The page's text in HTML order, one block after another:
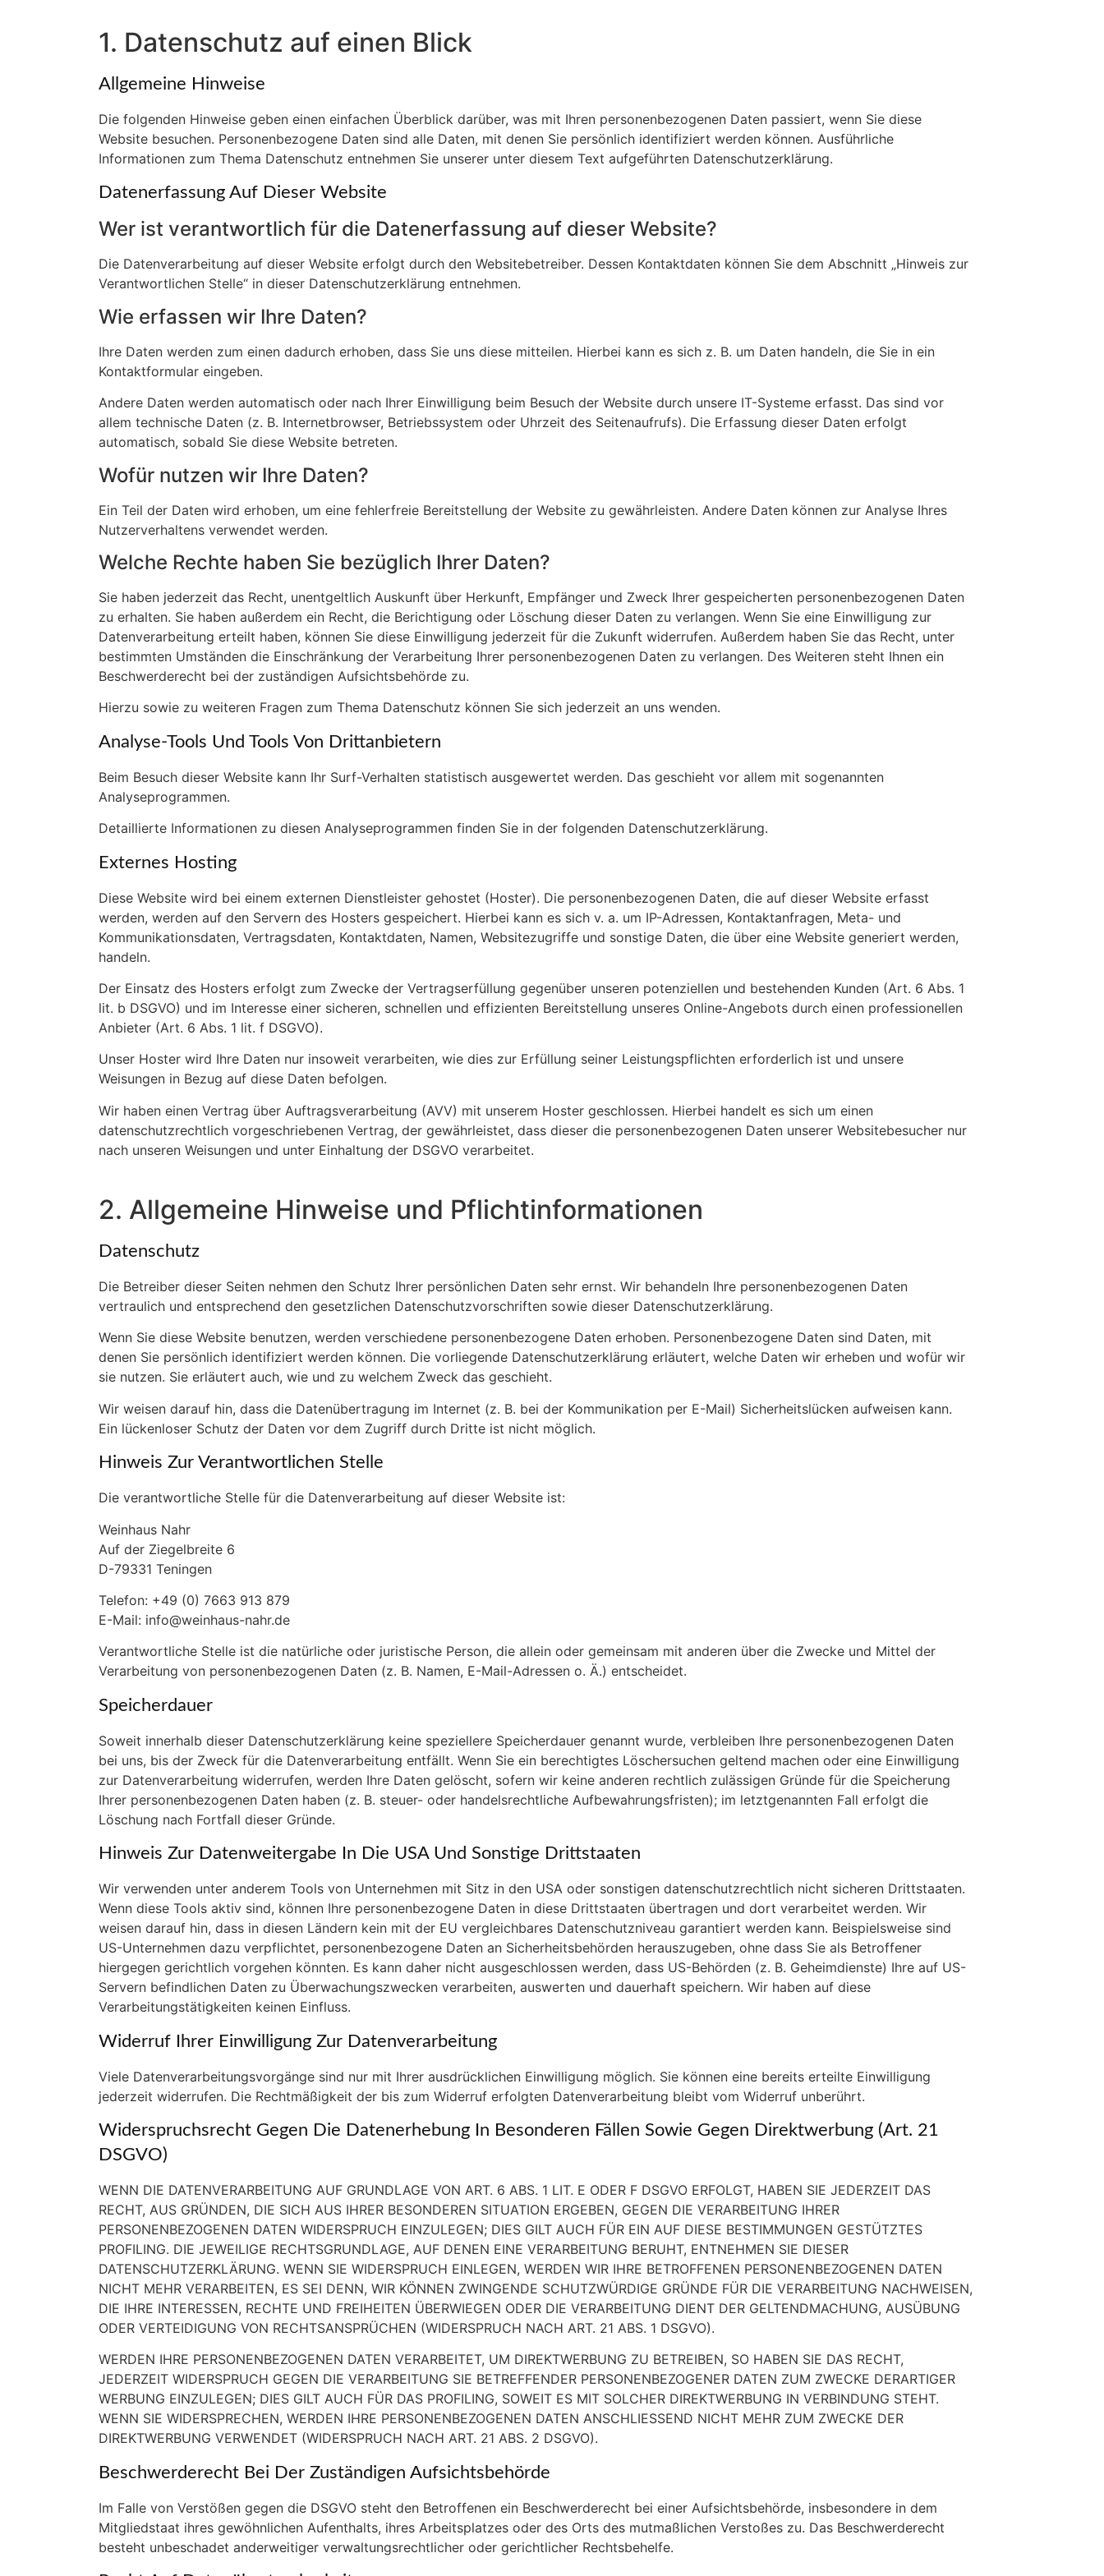
1. Datenschutz auf einen Blick
Allgemeine Hinweise
Die folgenden Hinweise geben einen einfachen Überblick darüber, was mit Ihren personenbezogenen Daten passiert, wenn Sie diese
Website besuchen. Personenbezogene Daten sind alle Daten, mit denen Sie persönlich identifiziert werden können. Ausführliche
Informationen zum Thema Datenschutz entnehmen Sie unserer unter diesem Text aufgeführten Datenschutzerklärung.
Datenerfassung Auf Dieser Website
Wer ist verantwortlich für die Datenerfassung auf dieser Website?
Die Datenverarbeitung auf dieser Website erfolgt durch den Websitebetreiber. Dessen Kontaktdaten können Sie dem Abschnitt „Hinweis zur
Verantwortlichen Stelle“ in dieser Datenschutzerklärung entnehmen.
Wie erfassen wir Ihre Daten?
Ihre Daten werden zum einen dadurch erhoben, dass Sie uns diese mitteilen. Hierbei kann es sich z. B. um Daten handeln, die Sie in ein
Kontaktformular eingeben.
Andere Daten werden automatisch oder nach Ihrer Einwilligung beim Besuch der Website durch unsere IT-Systeme erfasst. Das sind vor
allem technische Daten (z. B. Internetbrowser, Betriebssystem oder Uhrzeit des Seitenaufrufs). Die Erfassung dieser Daten erfolgt
automatisch, sobald Sie diese Website betreten.
Wofür nutzen wir Ihre Daten?
Ein Teil der Daten wird erhoben, um eine fehlerfreie Bereitstellung der Website zu gewährleisten. Andere Daten können zur Analyse Ihres
Nutzerverhaltens verwendet werden.
Welche Rechte haben Sie bezüglich Ihrer Daten?
Sie haben jederzeit das Recht, unentgeltlich Auskunft über Herkunft, Empfänger und Zweck Ihrer gespeicherten personenbezogenen Daten
zu erhalten. Sie haben außerdem ein Recht, die Berichtigung oder Löschung dieser Daten zu verlangen. Wenn Sie eine Einwilligung zur
Datenverarbeitung erteilt haben, können Sie diese Einwilligung jederzeit für die Zukunft widerrufen. Außerdem haben Sie das Recht, unter
bestimmten Umständen die Einschränkung der Verarbeitung Ihrer personenbezogenen Daten zu verlangen. Des Weiteren steht Ihnen ein
Beschwerderecht bei der zuständigen Aufsichtsbehörde zu.
Hierzu sowie zu weiteren Fragen zum Thema Datenschutz können Sie sich jederzeit an uns wenden.
Analyse-Tools Und Tools Von Drittanbietern
Beim Besuch dieser Website kann Ihr Surf-Verhalten statistisch ausgewertet werden. Das geschieht vor allem mit sogenannten
Analyseprogrammen.
Detaillierte Informationen zu diesen Analyseprogrammen finden Sie in der folgenden Datenschutzerklärung.
Externes Hosting
Diese Website wird bei einem externen Dienstleister gehostet (Hoster). Die personenbezogenen Daten, die auf dieser Website erfasst
werden, werden auf den Servern des Hosters gespeichert. Hierbei kann es sich v. a. um IP-Adressen, Kontaktanfragen, Meta- und
Kommunikationsdaten, Vertragsdaten, Kontaktdaten, Namen, Websitezugriffe und sonstige Daten, die über eine Website generiert werden,
handeln.
Der Einsatz des Hosters erfolgt zum Zwecke der Vertragserfüllung gegenüber unseren potenziellen und bestehenden Kunden (Art. 6 Abs. 1
lit. b DSGVO) und im Interesse einer sicheren, schnellen und effizienten Bereitstellung unseres Online-Angebots durch einen professionellen
Anbieter (Art. 6 Abs. 1 lit. f DSGVO).
Unser Hoster wird Ihre Daten nur insoweit verarbeiten, wie dies zur Erfüllung seiner Leistungspflichten erforderlich ist und unsere
Weisungen in Bezug auf diese Daten befolgen.
Wir haben einen Vertrag über Auftragsverarbeitung (AVV) mit unserem Hoster geschlossen. Hierbei handelt es sich um einen
datenschutzrechtlich vorgeschriebenen Vertrag, der gewährleistet, dass dieser die personenbezogenen Daten unserer Websitebesucher nur
nach unseren Weisungen und unter Einhaltung der DSGVO verarbeitet.
2. Allgemeine Hinweise und Pflichtinformationen
Datenschutz
Die Betreiber dieser Seiten nehmen den Schutz Ihrer persönlichen Daten sehr ernst. Wir behandeln Ihre personenbezogenen Daten
vertraulich und entsprechend den gesetzlichen Datenschutzvorschriften sowie dieser Datenschutzerklärung.
Wenn Sie diese Website benutzen, werden verschiedene personenbezogene Daten erhoben. Personenbezogene Daten sind Daten, mit
denen Sie persönlich identifiziert werden können. Die vorliegende Datenschutzerklärung erläutert, welche Daten wir erheben und wofür wir
sie nutzen. Sie erläutert auch, wie und zu welchem Zweck das geschieht.
Wir weisen darauf hin, dass die Datenübertragung im Internet (z. B. bei der Kommunikation per E-Mail) Sicherheitslücken aufweisen kann.
Ein lückenloser Schutz der Daten vor dem Zugriff durch Dritte ist nicht möglich.
Hinweis Zur Verantwortlichen Stelle
Die verantwortliche Stelle für die Datenverarbeitung auf dieser Website ist:
Weinhaus Nahr
Auf der Ziegelbreite 6
D-79331 Teningen
Telefon: +49 (0) 7663 913 879
E-Mail: info@weinhaus-nahr.de
Verantwortliche Stelle ist die natürliche oder juristische Person, die allein oder gemeinsam mit anderen über die Zwecke und Mittel der
Verarbeitung von personenbezogenen Daten (z. B. Namen, E-Mail-Adressen o. Ä.) entscheidet.
Speicherdauer
Soweit innerhalb dieser Datenschutzerklärung keine speziellere Speicherdauer genannt wurde, verbleiben Ihre personenbezogenen Daten
bei uns, bis der Zweck für die Datenverarbeitung entfällt. Wenn Sie ein berechtigtes Löschersuchen geltend machen oder eine Einwilligung
zur Datenverarbeitung widerrufen, werden Ihre Daten gelöscht, sofern wir keine anderen rechtlich zulässigen Gründe für die Speicherung
Ihrer personenbezogenen Daten haben (z. B. steuer- oder handelsrechtliche Aufbewahrungsfristen); im letztgenannten Fall erfolgt die
Löschung nach Fortfall dieser Gründe.
Hinweis Zur Datenweitergabe In Die USA Und Sonstige Drittstaaten
Wir verwenden unter anderem Tools von Unternehmen mit Sitz in den USA oder sonstigen datenschutzrechtlich nicht sicheren Drittstaaten.
Wenn diese Tools aktiv sind, können Ihre personenbezogene Daten in diese Drittstaaten übertragen und dort verarbeitet werden. Wir
weisen darauf hin, dass in diesen Ländern kein mit der EU vergleichbares Datenschutzniveau garantiert werden kann. Beispielsweise sind
US-Unternehmen dazu verpflichtet, personenbezogene Daten an Sicherheitsbehörden herauszugeben, ohne dass Sie als Betroffener
hiergegen gerichtlich vorgehen könnten. Es kann daher nicht ausgeschlossen werden, dass US-Behörden (z. B. Geheimdienste) Ihre auf US-
Servern befindlichen Daten zu Überwachungszwecken verarbeiten, auswerten und dauerhaft speichern. Wir haben auf diese
Verarbeitungstätigkeiten keinen Einfluss.
Widerruf Ihrer Einwilligung Zur Datenverarbeitung
Viele Datenverarbeitungsvorgänge sind nur mit Ihrer ausdrücklichen Einwilligung möglich. Sie können eine bereits erteilte Einwilligung
jederzeit widerrufen. Die Rechtmäßigkeit der bis zum Widerruf erfolgten Datenverarbeitung bleibt vom Widerruf unberührt.
Widerspruchsrecht Gegen Die Datenerhebung In Besonderen Fällen Sowie Gegen Direktwerbung (Art. 21
DSGVO)
WENN DIE DATENVERARBEITUNG AUF GRUNDLAGE VON ART. 6 ABS. 1 LIT. E ODER F DSGVO ERFOLGT, HABEN SIE JEDERZEIT DAS
RECHT, AUS GRÜNDEN, DIE SICH AUS IHRER BESONDEREN SITUATION ERGEBEN, GEGEN DIE VERARBEITUNG IHRER
PERSONENBEZOGENEN DATEN WIDERSPRUCH EINZULEGEN; DIES GILT AUCH FÜR EIN AUF DIESE BESTIMMUNGEN GESTÜTZTES
PROFILING. DIE JEWEILIGE RECHTSGRUNDLAGE, AUF DENEN EINE VERARBEITUNG BERUHT, ENTNEHMEN SIE DIESER
DATENSCHUTZERKLÄRUNG. WENN SIE WIDERSPRUCH EINLEGEN, WERDEN WIR IHRE BETROFFENEN PERSONENBEZOGENEN DATEN
NICHT MEHR VERARBEITEN, ES SEI DENN, WIR KÖNNEN ZWINGENDE SCHUTZWÜRDIGE GRÜNDE FÜR DIE VERARBEITUNG NACHWEISEN,
DIE IHRE INTERESSEN, RECHTE UND FREIHEITEN ÜBERWIEGEN ODER DIE VERARBEITUNG DIENT DER GELTENDMACHUNG, AUSÜBUNG
ODER VERTEIDIGUNG VON RECHTSANSPRÜCHEN (WIDERSPRUCH NACH ART. 21 ABS. 1 DSGVO).
WERDEN IHRE PERSONENBEZOGENEN DATEN VERARBEITET, UM DIREKTWERBUNG ZU BETREIBEN, SO HABEN SIE DAS RECHT,
JEDERZEIT WIDERSPRUCH GEGEN DIE VERARBEITUNG SIE BETREFFENDER PERSONENBEZOGENER DATEN ZUM ZWECKE DERARTIGER
WERBUNG EINZULEGEN; DIES GILT AUCH FÜR DAS PROFILING, SOWEIT ES MIT SOLCHER DIREKTWERBUNG IN VERBINDUNG STEHT.
WENN SIE WIDERSPRECHEN, WERDEN IHRE PERSONENBEZOGENEN DATEN ANSCHLIESSEND NICHT MEHR ZUM ZWECKE DER
DIREKTWERBUNG VERWENDET (WIDERSPRUCH NACH ART. 21 ABS. 2 DSGVO).
Beschwerderecht Bei Der Zuständigen Aufsichtsbehörde
Im Falle von Verstößen gegen die DSGVO steht den Betroffenen ein Beschwerderecht bei einer Aufsichtsbehörde, insbesondere in dem
Mitgliedstaat ihres gewöhnlichen Aufenthalts, ihres Arbeitsplatzes oder des Orts des mutmaßlichen Verstoßes zu. Das Beschwerderecht
besteht unbeschadet anderweitiger verwaltungsrechtlicher oder gerichtlicher Rechtsbehelfe.